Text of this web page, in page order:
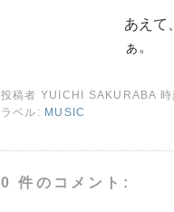
あえて
ぁ。
投稿者 YUICHI SAKURABA 時
ラベル: MUSIC
0 件のコメント: